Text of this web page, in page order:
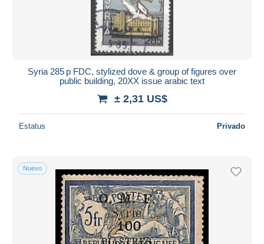
Syria 285 p FDC, stylized dove & group of figures over
public building, 20XX issue arabic text
± 2,31 US$
Estatus Privado
Nuevo